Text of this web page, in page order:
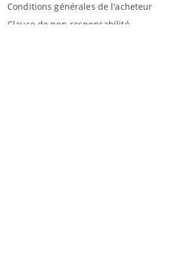
Conditions générales de l'acheteur
Clause de non-responsabilité